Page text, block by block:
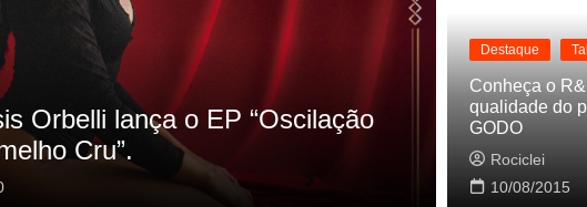
HQs as referencias do clipe de
Destaque
Cynthia
Baleiro
Rociclei
Destaque
Conheça o
qualidade do
GODO
Rociclei
10/08/2015